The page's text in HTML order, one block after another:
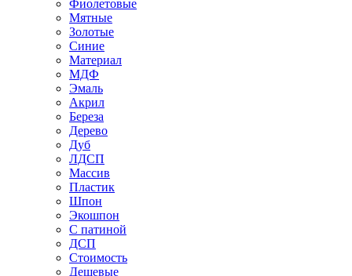
Фиолетовые
Мятные
Золотые
Синие
Материал
МДФ
Эмаль
Акрил
Береза
Дерево
Дуб
ЛДСП
Массив
Пластик
Шпон
Экошпон
С патиной
ДСП
Стоимость
Дешевые